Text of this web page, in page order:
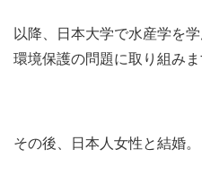
以降、日本大学で水産学を
環境保護の問題に取り組みま
その後、日本人女性と結婚。